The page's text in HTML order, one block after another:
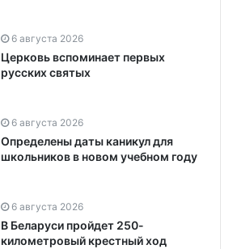
6 августа 2026
Церковь вспоминает первых
русских святых
6 августа 2026
Определены даты каникул для
школьников в новом учебном году
6 августа 2026
В Беларуси пройдет 250-
километровый крестный ход